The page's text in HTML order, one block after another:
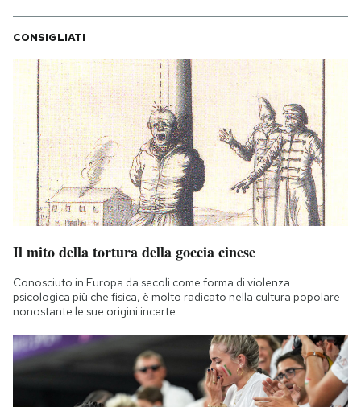
CONSIGLIATI
Il mito della tortura della goccia cinese
Conosciuto in Europa da secoli come forma di violenza
psicologica più che fisica, è molto radicato nella cultura popolare
nonostante le sue origini incerte